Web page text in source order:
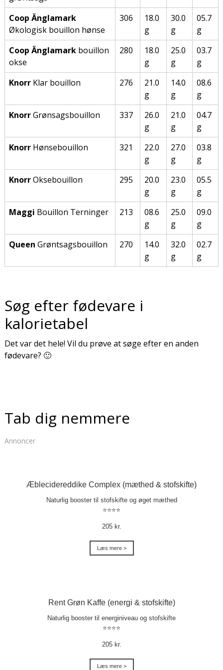
Coop Änglamark
Økologisk bouillon hønse
306
18.0
g
30.0
g
05.7
g
Coop Änglamark bouillon
okse
280
18.0
g
25.0
g
03.7
g
Knorr Klar bouillon 276
21.0
g
14.0
g
08.6
g
KnorrGrønsagsbouillon 337
26.0
g
21.0
g
04.7
g
Knorr Hønsebouillon 321
22.0
g
27.0
g
03.8
g
KnorrOksebouillon 295
20.0
g
23.0
g
05.5
g
Maggi Bouillon Terninger 213
08.6
g
25.0
g
09.0
g
Queen Grøntsagsbouillon 270
14.0
g
32.0
g
02.7
g
Søg efter fødevare i
kalorietabel
Det var det hele! Vil du prøve at søge efter en anden
fødevare? 🙂
Tab dig nemmere
Annoncer
Æblecidereddike Complex (mæthed & stofskifte)
Naturlig booster til stofskifte og øget mæthed
⭐⭐⭐⭐
205 kr.
Læs mere >
Rent Grøn Kaffe (energi & stofskifte)
Naturlig booster til energiniveau og stofskifte
⭐⭐⭐⭐
205 kr.
Læs mere >